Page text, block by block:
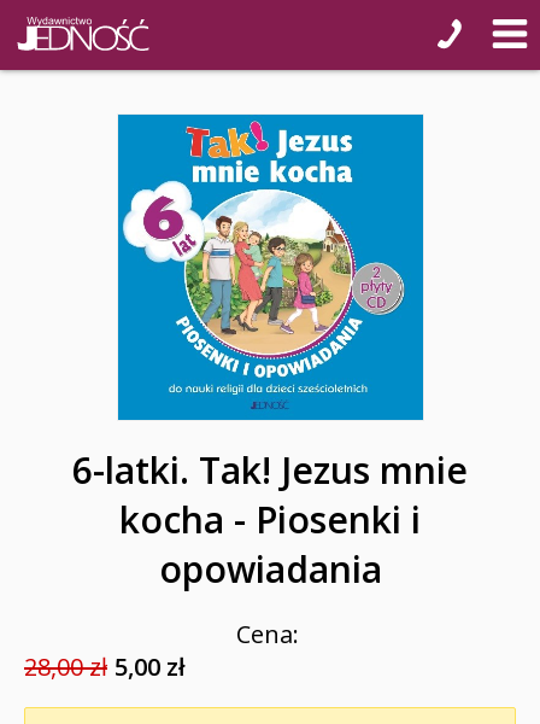
6-latki. Tak! Jezus mnie
kocha - Piosenki i
opowiadania
Cena:
28,00 zł 5,00 zł